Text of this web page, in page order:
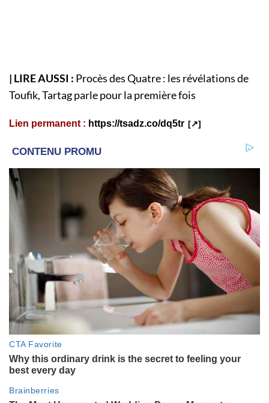
| LIRE AUSSI : Procès des Quatre : les révélations de
Toufik, Tartag parle pour la première fois
Lien permanent : https://tsadz.co/dq5tr